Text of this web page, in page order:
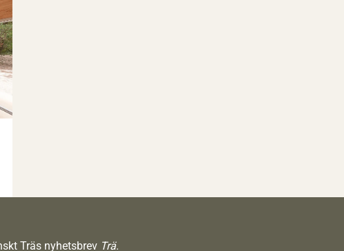
Träs nyhetsbrev Trä.